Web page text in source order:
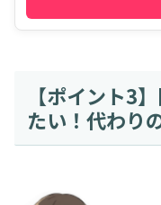
【ポイント3
たい！代わり